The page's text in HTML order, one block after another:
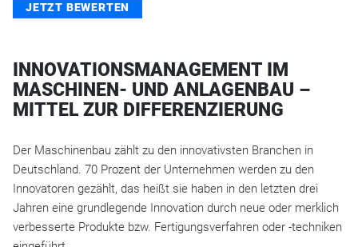
JETZT BEWERTEN
INNOVATIONSMANAGEMENT IM
MASCHINEN- UND ANLAGENBAU –
MITTEL ZUR DIFFERENZIERUNG
Der Maschinenbau zählt zu den innovativsten Branchen in
Deutschland. 70 Prozent der Unternehmen werden zu den
Innovatoren gezählt, das heißt sie haben in den letzten drei
Jahren eine grundlegende Innovation durch neue oder merklich
verbesserte Produkte bzw. Fertigungsverfahren oder -techniken